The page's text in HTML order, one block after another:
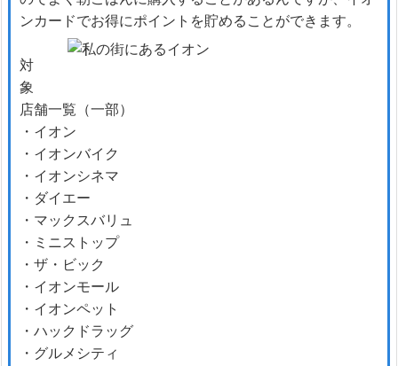
ンカードでお得にポイントを貯めることができます。
対
象
店舗一覧（一部）
・イオン
・イオンバイク
・イオンシネマ
・ダイエー
・マックスバリュ
・ミニストップ
・ザ・ビック
・イオンモール
・イオンペット
・ハックドラッグ
・グルメシティ